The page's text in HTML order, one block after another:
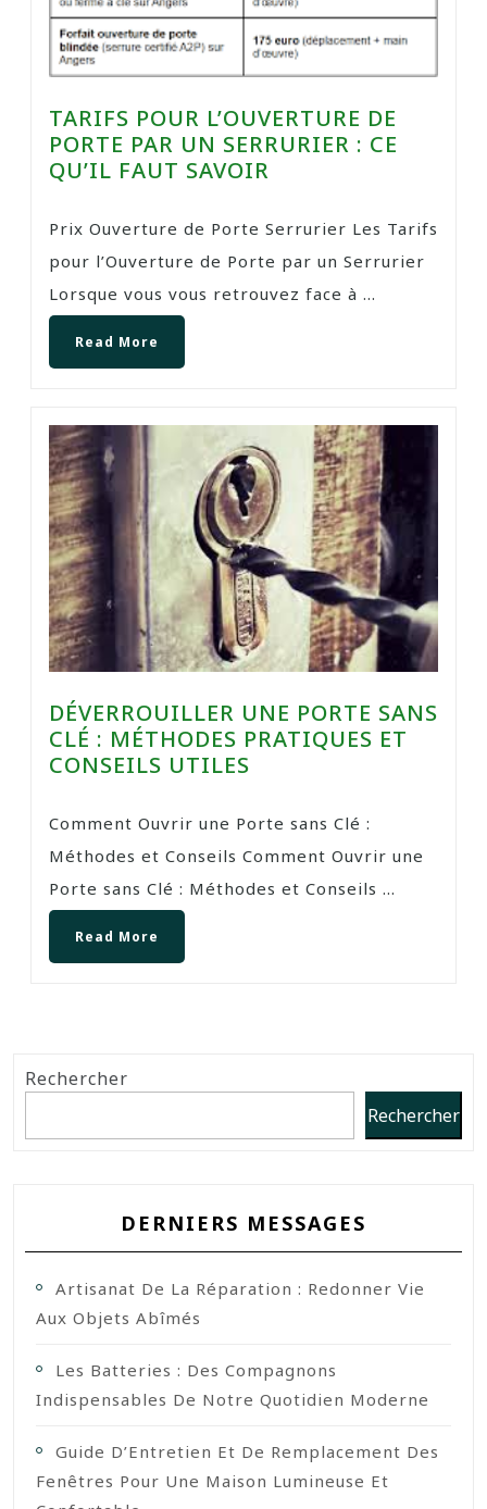
TARIFS POUR L’OUVERTURE DE
PORTE PAR UN SERRURIER : CE
QU’IL FAUT SAVOIR
Prix Ouverture de Porte Serrurier Les Tarifs
pour l’Ouverture de Porte par un Serrurier
Lorsque vous vous retrouvez face à ...
Read More
DÉVERROUILLER UNE PORTE SANS
CLÉ : MÉTHODES PRATIQUES ET
CONSEILS UTILES
Comment Ouvrir une Porte sans Clé :
Méthodes et Conseils Comment Ouvrir une
Porte sans Clé : Méthodes et Conseils ...
Read More
Rechercher
Rechercher
DERNIERS MESSAGES
Artisanat De La Réparation : Redonner Vie
Aux Objets Abîmés
Les Batteries : Des Compagnons
Indispensables De Notre Quotidien Moderne
Guide D’Entretien Et De Remplacement Des
Fenêtres Pour Une Maison Lumineuse Et